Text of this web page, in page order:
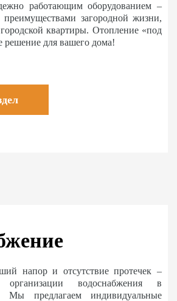
работающим оборудованием –
преимуществами загородной жизни,
квартиры. Отопление «под
решение для вашего дома!
напор и отсутствие протечек –
организации водоснабжения в
Мы предлагаем индивидуальные